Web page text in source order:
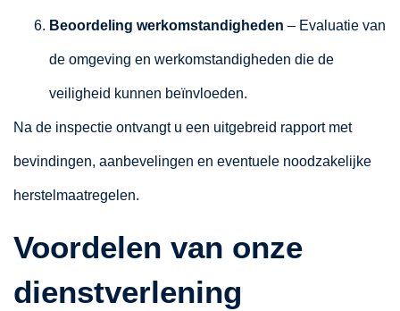
Beoordeling werkomstandigheden – Evaluatie van
de omgeving en werkomstandigheden die de
veiligheid kunnen beïnvloeden.
Na de inspectie ontvangt u een uitgebreid rapport met
bevindingen, aanbevelingen en eventuele noodzakelijke
herstelmaatregelen.
Voordelen van onze
dienstverlening